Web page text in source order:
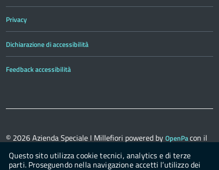
Privacy
Dichiarazione di accessibilità
Feedback accessibilità
© 2026Azienda Speciale I Millefiori powered byOpenPacon il
Questo sito utilizza cookie tecnici, analytics e di terze
parti. Proseguendo nella navigazione accetti l’utilizzo dei